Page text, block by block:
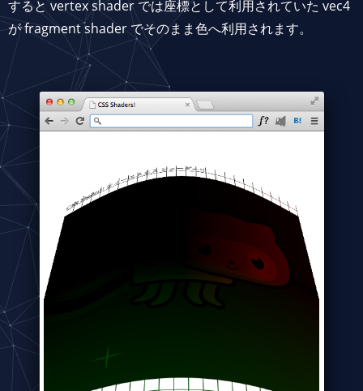
すると vertex shader では座標として利用されていた vec4
が fragment shader でそのまま色へ利用されます。